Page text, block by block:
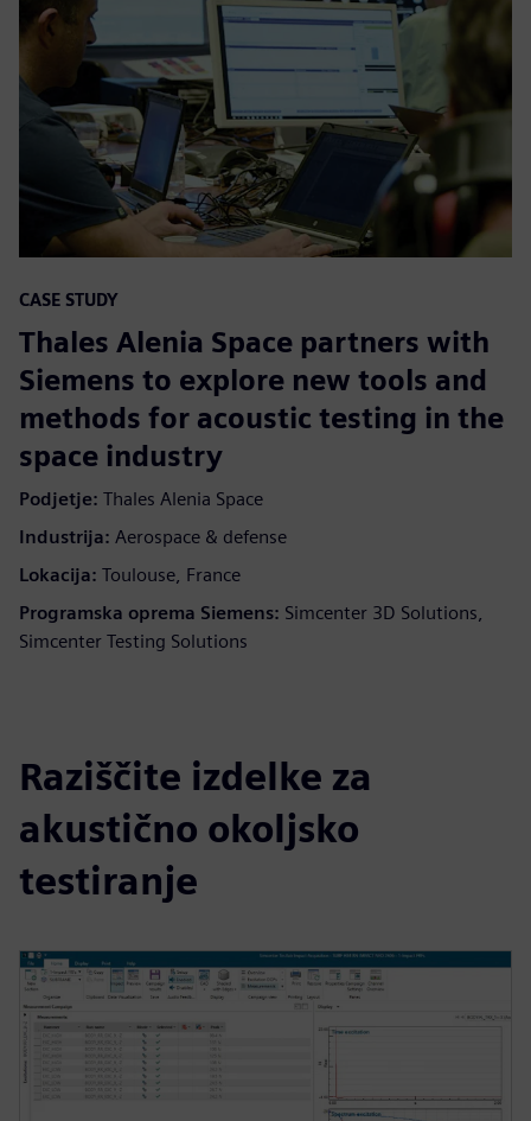
CASE STUDY
Thales Alenia Space partners with
Siemens to explore new tools and
methods for acoustic testing in the
space industry
Podjetje: Thales Alenia Space
Industrija: Aerospace & defense
Lokacija: Toulouse, France
Programska oprema Siemens: Simcenter 3D Solutions,
Simcenter Testing Solutions
Raziščite izdelke za
akustično okoljsko
testiranje